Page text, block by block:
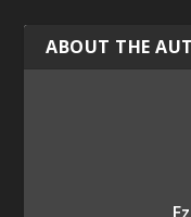
ABOUT THE